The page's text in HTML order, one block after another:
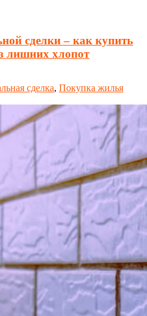
сделки – как купить
лишних хлопот
сделка, Покупка жилья